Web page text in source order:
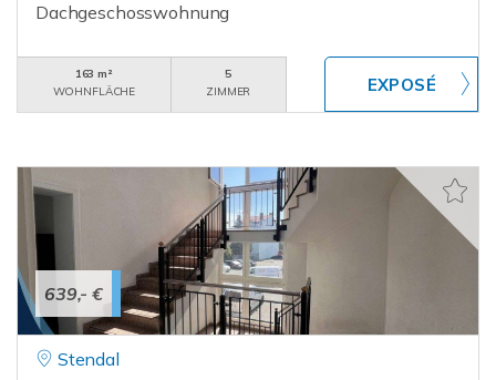
Dachgeschosswohnung
163 m²
WOHNFLÄCHE
5
ZIMMER
639,- €
Stendal